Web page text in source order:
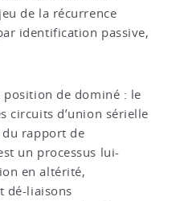
de la récurrence
identification passive,
position de dominé : le
circuits d’union sérielle
rapport de
un processus lui-
en altérité,
dé-liaisons